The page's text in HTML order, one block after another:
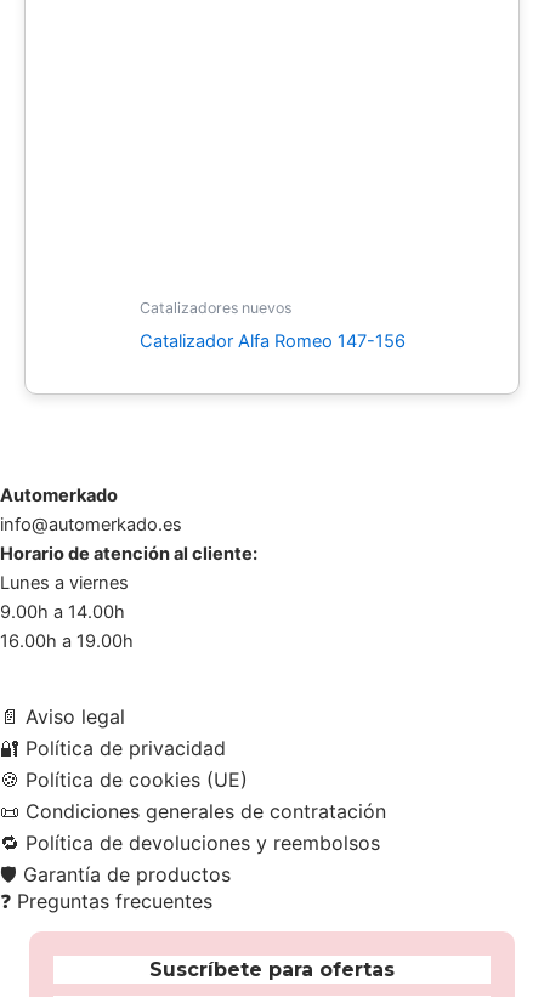
Catalizadores nuevos
Catalizador Alfa Romeo 147-156
Automerkado
info@automerkado.es
Horario de atención al cliente:
Lunes a viernes
9.00h a 14.00h
16.00h a 19.00h
📄 Aviso legal
🔐 Política de privacidad
🍪 Política de cookies (UE)
📜 Condiciones generales de contratación
🔁 Política de devoluciones y reembolsos
🛡️ Garantía de productos
❓ Preguntas frecuentes
Suscríbete para ofertas